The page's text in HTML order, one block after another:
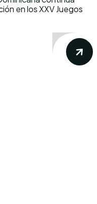
en los XXV Juegos